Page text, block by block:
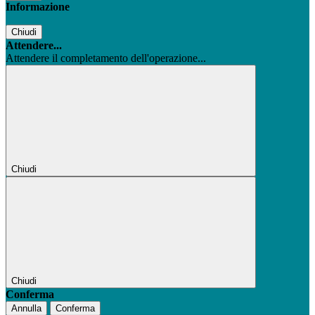
Informazione
Chiudi
Attendere...
Attendere il completamento dell'operazione...
Chiudi
Chiudi
Conferma
Annulla Conferma